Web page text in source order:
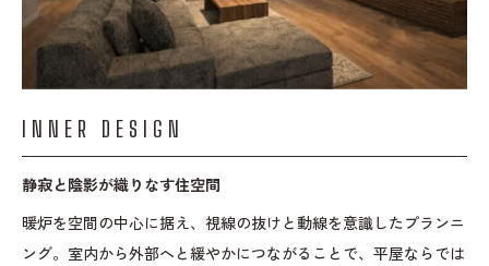
INNER DESIGN
静寂と陰影が織りなす住空間
暖炉を空間の中心に据え、視線の抜けと動線を意識したプランニ
ング。室内から外部へと緩やかにつながることで、平屋ならでは